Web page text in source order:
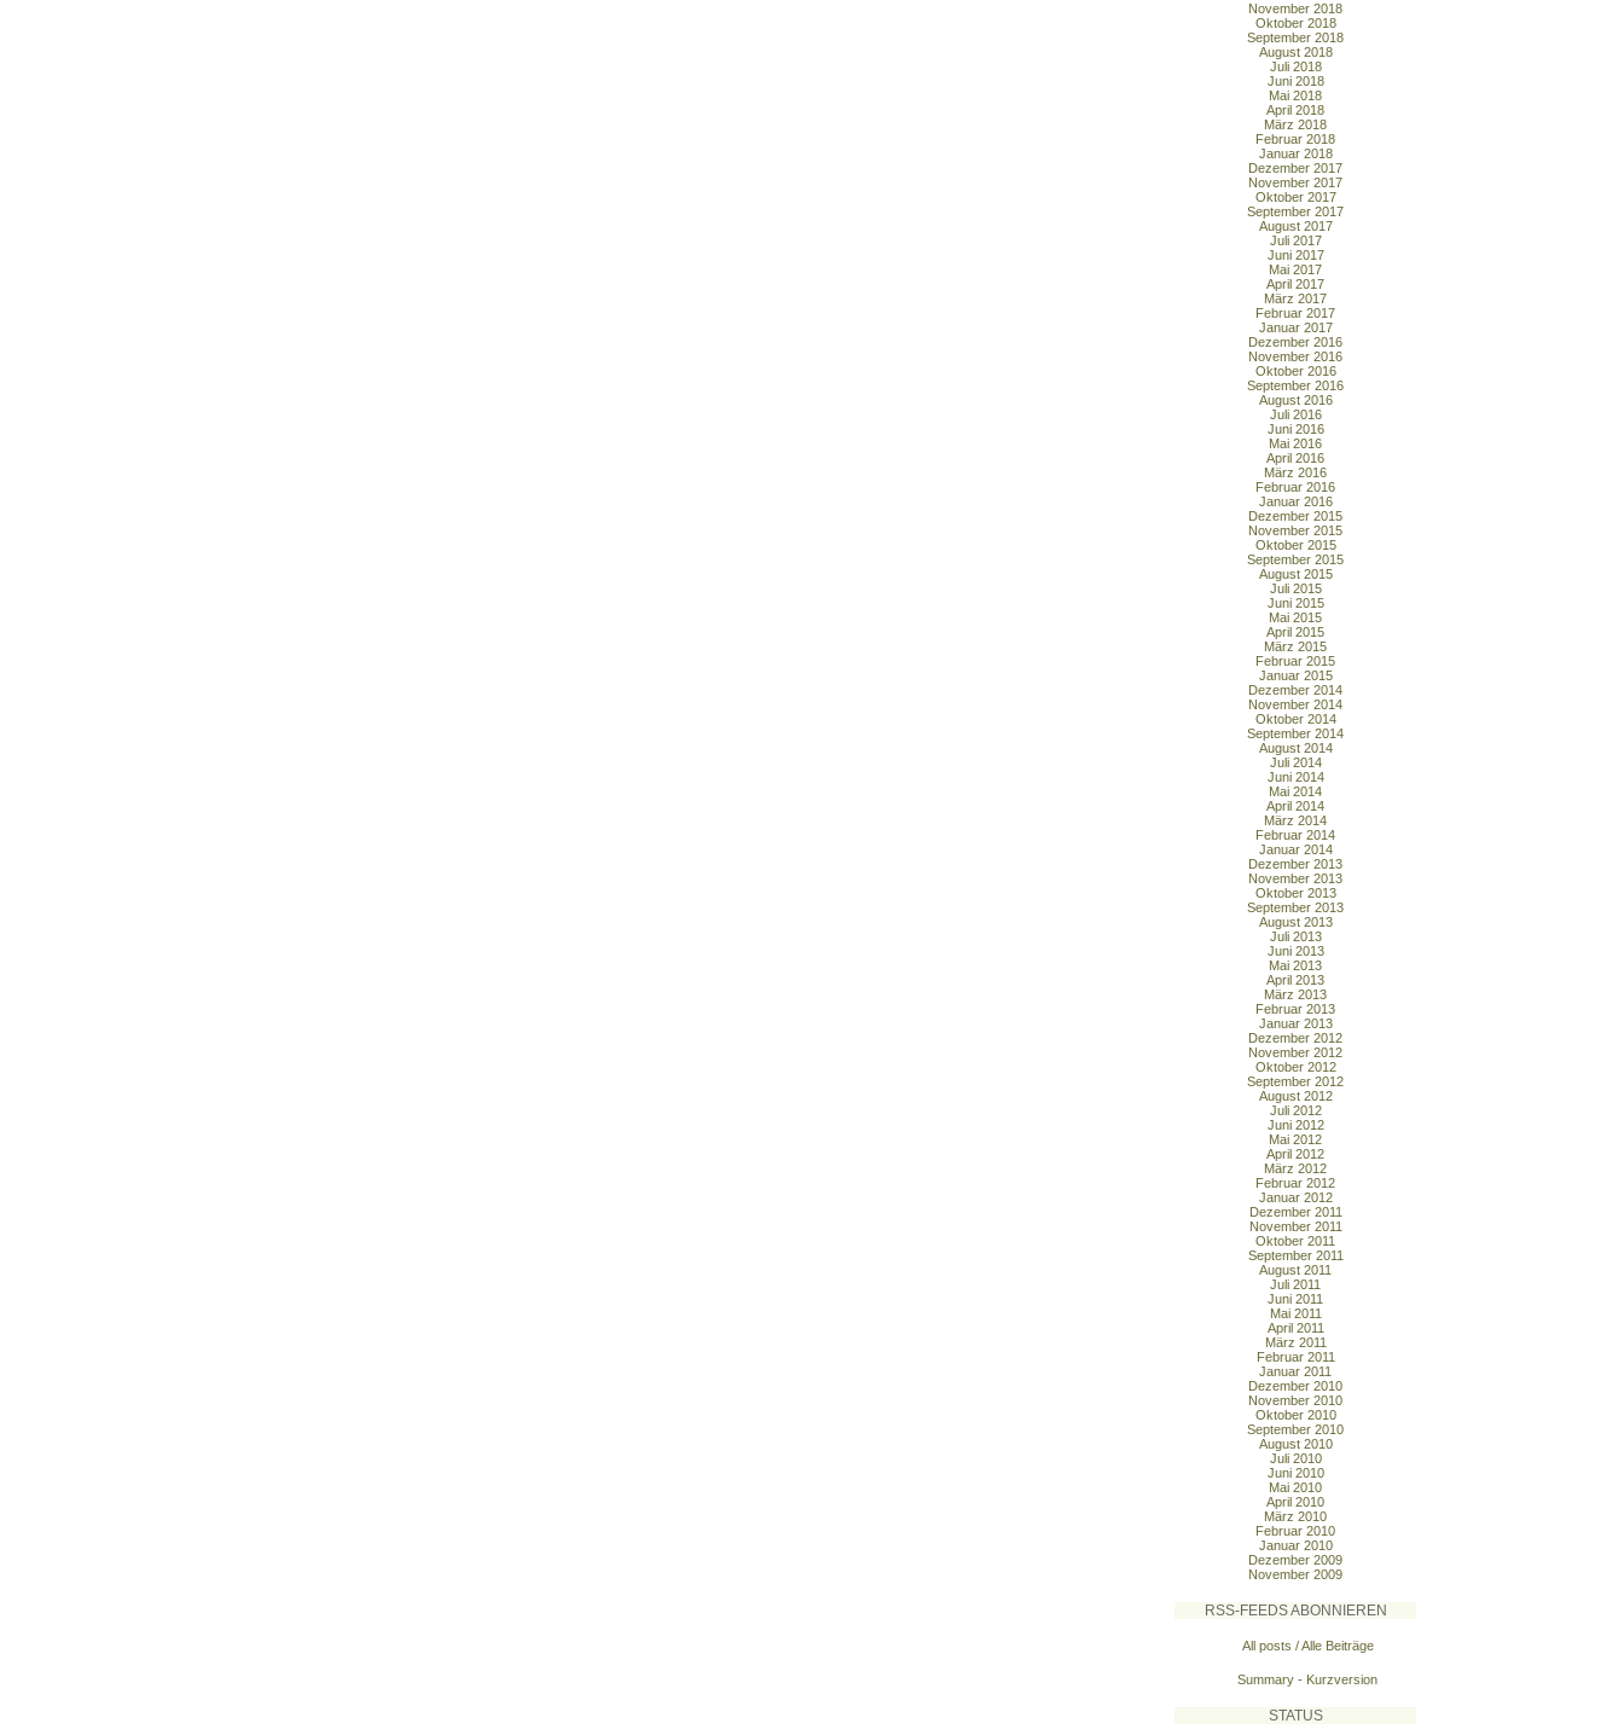
November 2018
Oktober 2018
September 2018
August 2018
Juli 2018
Juni 2018
Mai 2018
April 2018
März 2018
Februar 2018
Januar 2018
Dezember 2017
November 2017
Oktober 2017
September 2017
August 2017
Juli 2017
Juni 2017
Mai 2017
April 2017
März 2017
Februar 2017
Januar 2017
Dezember 2016
November 2016
Oktober 2016
September 2016
August 2016
Juli 2016
Juni 2016
Mai 2016
April 2016
März 2016
Februar 2016
Januar 2016
Dezember 2015
November 2015
Oktober 2015
September 2015
August 2015
Juli 2015
Juni 2015
Mai 2015
April 2015
März 2015
Februar 2015
Januar 2015
Dezember 2014
November 2014
Oktober 2014
September 2014
August 2014
Juli 2014
Juni 2014
Mai 2014
April 2014
März 2014
Februar 2014
Januar 2014
Dezember 2013
November 2013
Oktober 2013
September 2013
August 2013
Juli 2013
Juni 2013
Mai 2013
April 2013
März 2013
Februar 2013
Januar 2013
Dezember 2012
November 2012
Oktober 2012
September 2012
August 2012
Juli 2012
Juni 2012
Mai 2012
April 2012
März 2012
Februar 2012
Januar 2012
Dezember 2011
November 2011
Oktober 2011
September 2011
August 2011
Juli 2011
Juni 2011
Mai 2011
April 2011
März 2011
Februar 2011
Januar 2011
Dezember 2010
November 2010
Oktober 2010
September 2010
August 2010
Juli 2010
Juni 2010
Mai 2010
April 2010
März 2010
Februar 2010
Januar 2010
Dezember 2009
November 2009
RSS-FEEDS ABONNIEREN
All posts / Alle Beiträge
Summary - Kurzversion
STATUS